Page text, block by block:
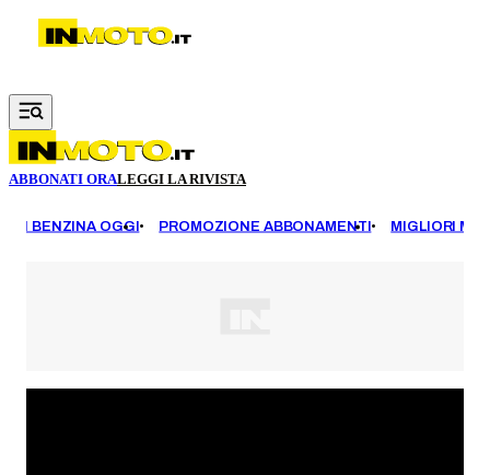
Vai al contenuto principale
ABBONATI ORALEGGI LA RIVISTA
BENZINA OGGI PROMOZIONE ABBONAMENTI MIGLIORI